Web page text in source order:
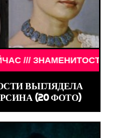
///
ВЫГЛЯДЕЛА
(20 ФОТО)